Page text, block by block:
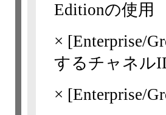
Editionの使用
× [Enterprise/
するチャネル
× [Enterprise/